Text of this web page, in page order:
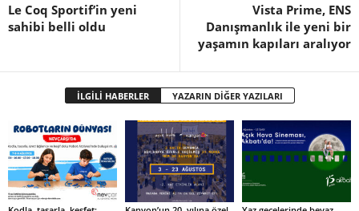
Le Coq Sportif’in yeni
sahibi belli oldu
Vista Prime, ENS
Danışmanlık ile yeni bir
yaşamın kapıları aralıyor
İLGİLİ HABERLER YAZARIN DİĞER YAZILARI